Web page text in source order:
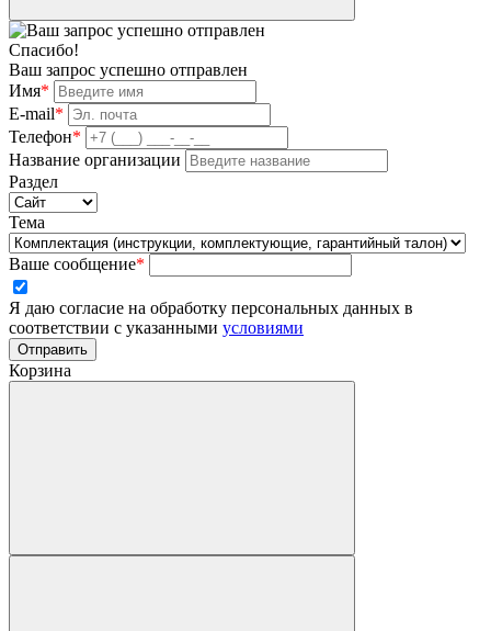
Спасибо!
Ваш запрос успешно отправлен
Имя*
E-mail*
Телефон*
Название организации
Раздел
Тема
Ваше сообщение*
Я даю согласие на обработку персональных данных в
соответствии с указанными условиями
Отправить
Корзина